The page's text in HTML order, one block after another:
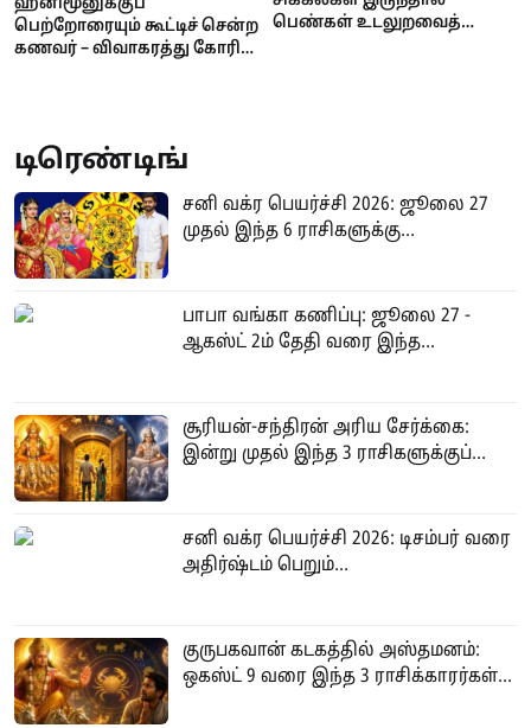
பெற்றோரையும் கூட்டிச் சென்ற
கணவர் – விவாகரத்து கோரி
பெண்கள் உடலுறவைத்
டிரெண்டிங்
சனி வக்ர பெயர்ச்சி 2026: ஜூலை 27
முதல் இந்த 6 ராசிகளுக்கு...
பாபா வங்கா கணிப்பு: ஜூலை 27 -
ஆகஸ்ட் 2ம் தேதி வரை இந்த...
சூரியன்-சந்திரன் அரிய சேர்க்கை:
இன்று முதல் இந்த 3 ராசிகளுக்குப்...
சனி வக்ர பெயர்ச்சி 2026: டிசம்பர் வரை
அதிர்ஷ்டம் பெறும்...
குருபகவான் கடகத்தில் அஸ்தமனம்:
ஒகஸ்ட் 9 வரை இந்த 3 ராசிக்காரர்கள்...